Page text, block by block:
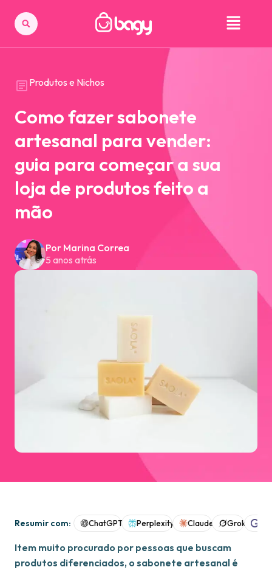
Produtos e Nichos
Como fazer sabonete
artesanal para vender:
guia para começar a sua
loja de produtos feito a
mão
Por Marina Correa
5 anos atrás
Resumir com: ChatGPT Perplexity Claude Grok
Item muito procurado por pessoas que buscam
produtos diferenciados, o sabonete artesanal é